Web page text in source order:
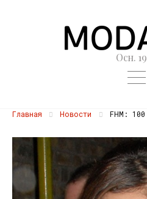
Осн.
Главная Новости FHM: